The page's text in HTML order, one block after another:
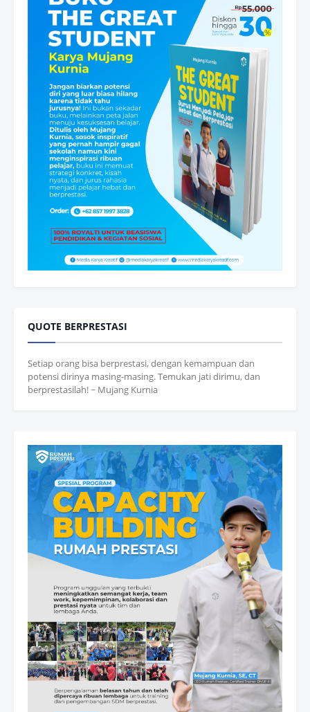
QUOTE BERPRESTASI
Setiap orang bisa berprestasi, dengan kemampuan dan
potensi dirinya masing-masing. Temukan jati dirimu, dan
berprestasilah! ~ Mujang Kurnia